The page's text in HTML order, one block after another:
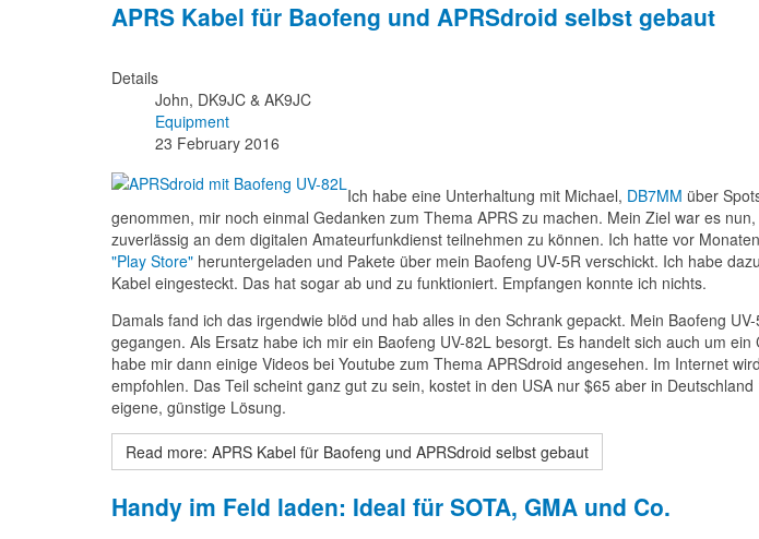
APRS Kabel für Baofeng und APRSdroid selbst gebaut
Details
John, DK9JC & AK9JC
Equipment
23 February 2016
Ich habe eine Unterhaltung mit Michael, DB7MM über
genommen, mir noch einmal Gedanken zum Thema APRS zu machen. Mein Ziel war es
zuverlässig an dem digitalen Amateurfunkdienst teilnehmen zu können. Ich hatte vor
"Play Store" heruntergeladen und Pakete über mein Baofeng UV-5R verschickt. Ich habe
Kabel eingesteckt. Das hat sogar ab und zu funktioniert. Empfangen konnte ich nichts.
Damals fand ich das irgendwie blöd und hab alles in den Schrank gepackt. Mein Baofeng
gegangen. Als Ersatz habe ich mir ein Baofeng UV-82L besorgt. Es handelt sich auch um
habe mir dann einige Videos bei Youtube zum Thema APRSdroid angesehen. Im Internet
empfohlen. Das Teil scheint ganz gut zu sein, kostet in den USA nur $65 aber in
eigene, günstige Lösung.
Read more: APRS Kabel für Baofeng und APRSdroid selbst gebaut
Handy im Feld laden: Ideal für SOTA, GMA und Co.